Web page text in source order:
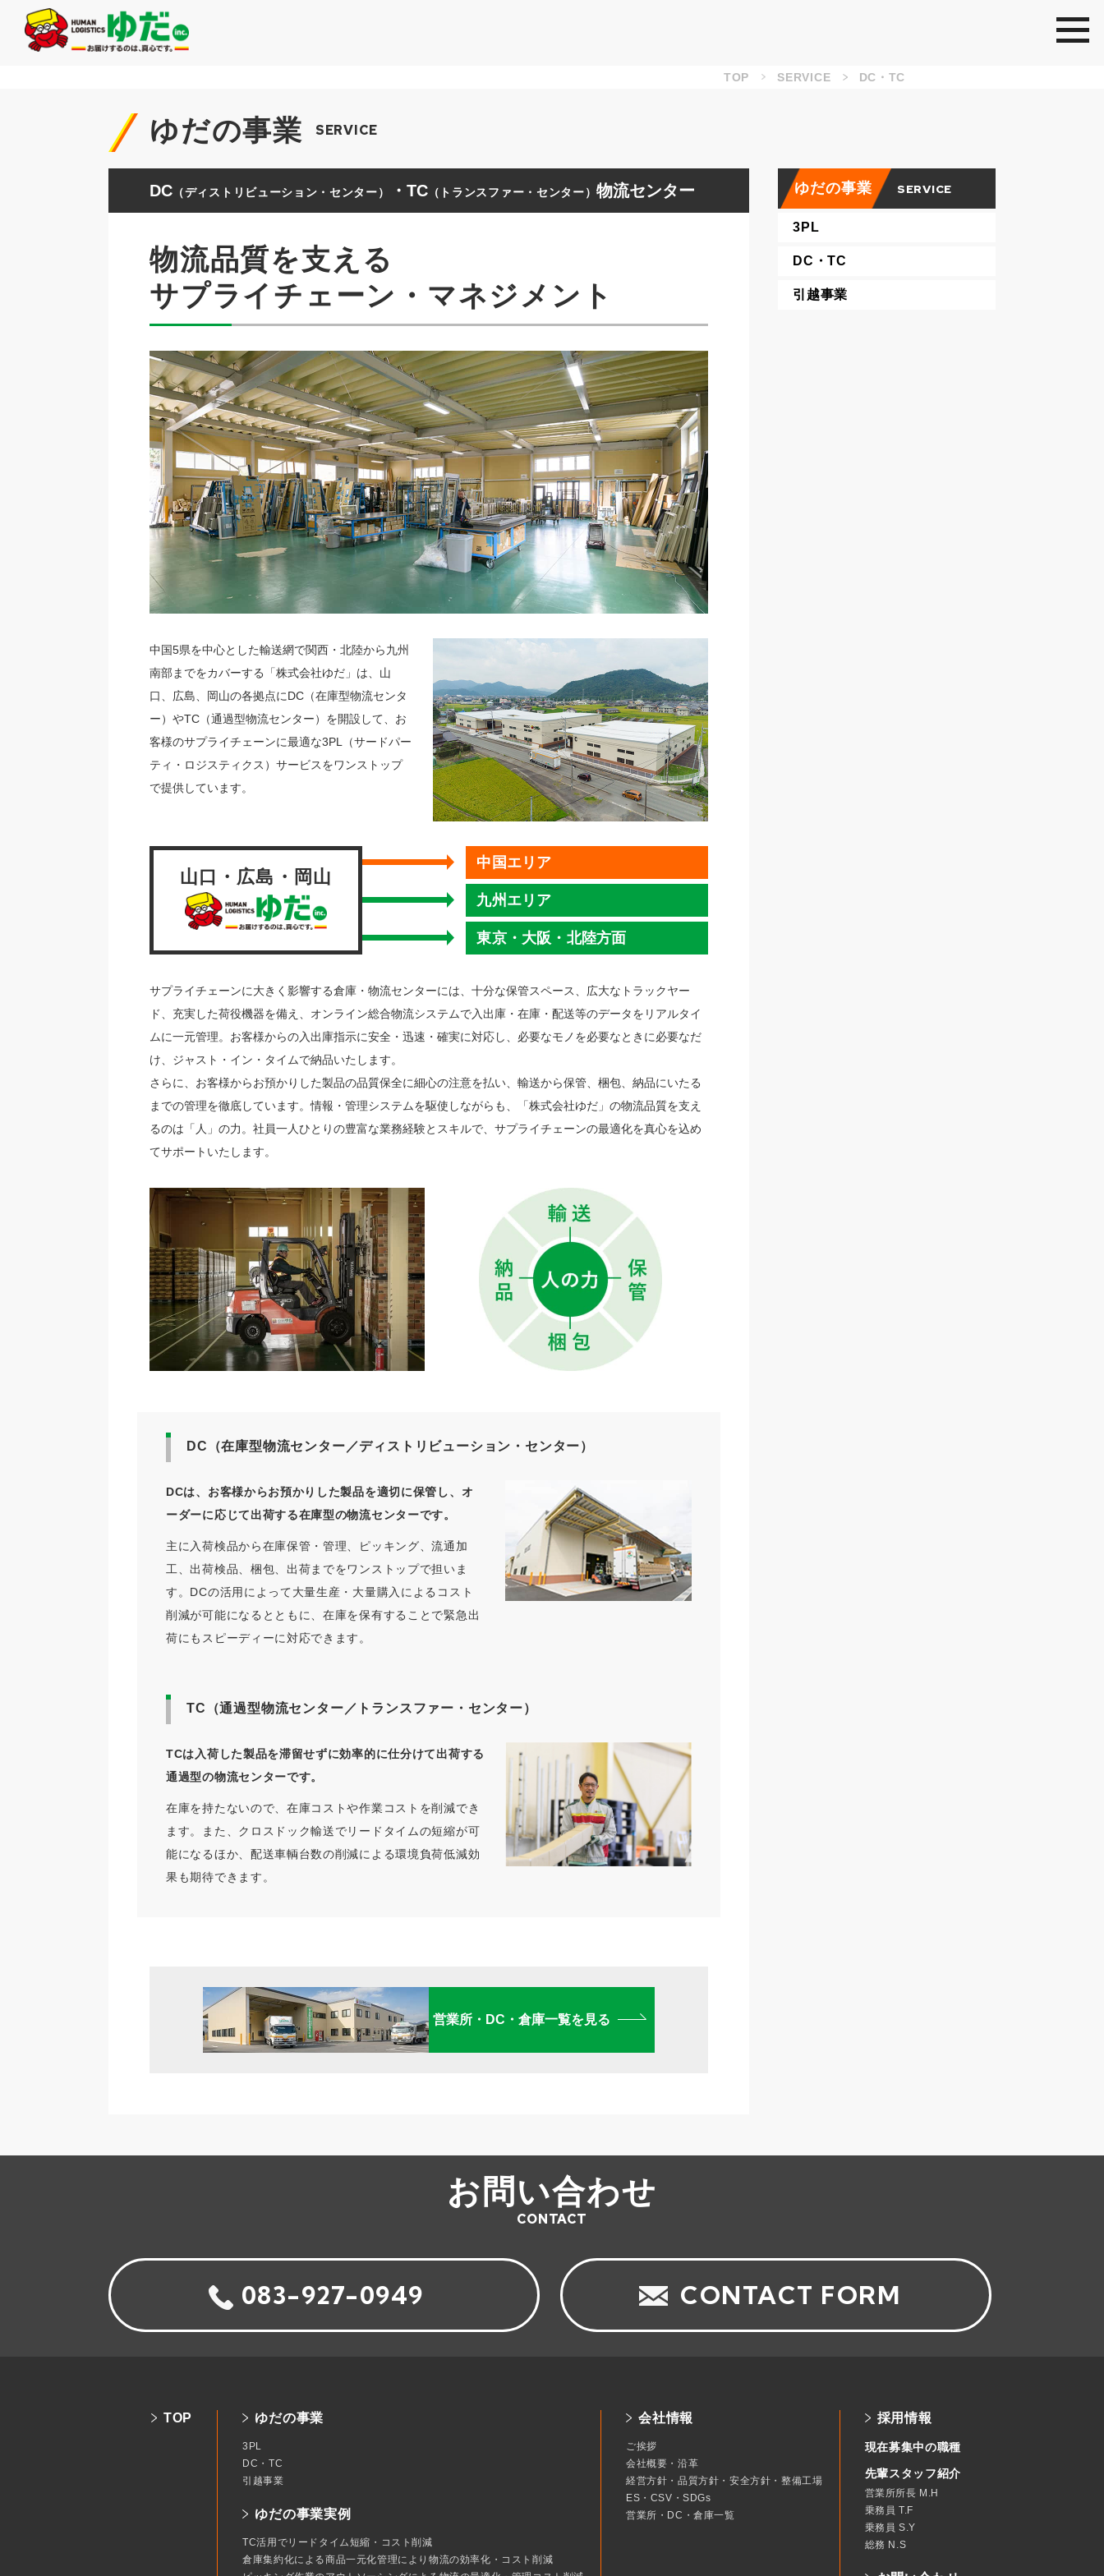
TOP SERVICE DC・TC
ゆだの事業 SERVICE
DC （ディストリビューション・センター） ・TC（トランスファー・センター）物流センター
物流品質を支える
サプライチェーン・マネジメント
中国5県を中心とした輸送網で関西・北陸から九州
南部までをカバーする「株式会社ゆだ」は、山
口、広島、岡山の各拠点にDC（在庫型物流センタ
ー）やTC（通過型物流センター）を開設して、お
客様のサプライチェーンに最適な3PL（サードパー
ティ・ロジスティクス）サービスをワンストップ
で提供しています。
山口・広島・岡山
中国エリア
九州エリア
東京・大阪・北陸方面
サプライチェーンに大きく影響する倉庫・物流センターには、十分な保管スペース、広大なトラックヤー
ド、充実した荷役機器を備え、オンライン総合物流システムで入出庫・在庫・配送等のデータをリアルタイ
ムに一元管理。お客様からの入出庫指示に安全・迅速・確実に対応し、必要なモノを必要なときに必要なだ
け、ジャスト・イン・タイムで納品いたします。
さらに、お客様からお預かりした製品の品質保全に細心の注意を払い、輸送から保管、梱包、納品にいたる
までの管理を徹底しています。情報・管理システムを駆使しながらも、「株式会社ゆだ」の物流品質を支え
るのは「人」の力。社員一人ひとりの豊富な業務経験とスキルで、サプライチェーンの最適化を真心を込め
てサポートいたします。
DC（在庫型物流センター／ディストリビューション・センター）
DCは、お客様からお預かりした製品を適切に保管し、オ
ーダーに応じて出荷する在庫型の物流センターです。
主に入荷検品から在庫保管・管理、ピッキング、流通加
工、出荷検品、梱包、出荷までをワンストップで担いま
す。DCの活用によって大量生産・大量購入によるコスト
削減が可能になるとともに、在庫を保有することで緊急出
荷にもスピーディーに対応できます。
TC（通過型物流センター／トランスファー・センター）
TCは入荷した製品を滞留せずに効率的に仕分けて出荷する
通過型の物流センターです。
在庫を持たないので、在庫コストや作業コストを削減でき
ます。また、クロスドック輸送でリードタイムの短縮が可
能になるほか、配送車輌台数の削減による環境負荷低減効
果も期待できます。
営業所・DC・倉庫一覧を見る
ゆだの事業 SERVICE
3PL
DC・TC
引越事業
お問い合わせ
CONTACT
083-927-0949 CONTACT FORM
TOP ゆだの事業
3PL
DC・TC
引越事業
ゆだの事業実例
TC活用でリードタイム短縮・コスト削減
倉庫集約化による商品一元化管理により物流の効率化・コスト削減
会社情報
ご挨拶
会社概要・沿革
経営方針・品質方針・安全方針・整備工場
ES・CSV・SDGs
営業所・DC・倉庫一覧
採用情報
現在募集中の職種
先輩スタッフ紹介
営業所所長 M.H
乗務員 T.F
乗務員 S.Y
総務 N.S